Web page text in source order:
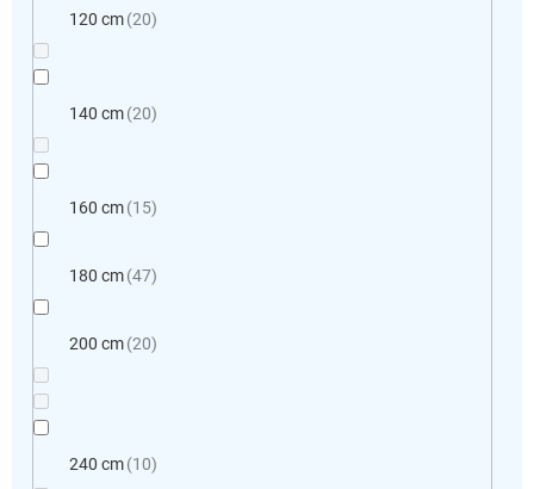
120 cm 20
140 cm 20
160 cm 15
180 cm 47
200 cm 20
240 cm 10